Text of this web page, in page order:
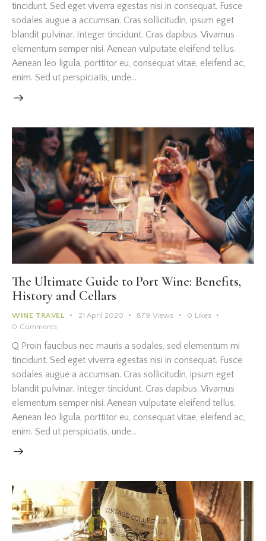
tincidunt. Sed eget viverra egestas nisi in consequat. Fusce
sodales augue a accumsan. Cras sollicitudin, ipsum eget
blandit pulvinar. Integer tincidunt. Cras dapibus. Vivamus
elementum semper nisi. Aenean vulputate eleifend tellus.
Aenean leo ligula, porttitor eu, consequat vitae, eleifend ac,
enim. Sed ut perspiciatis, unde…
The Ultimate Guide to Port Wine: Benefits,
History and Cellars
WINE TRAVEL 21 April 2020 879 Views 0 Likes
0 Comments
Q Proin faucibus nec mauris a sodales, sed elementum mi
tincidunt. Sed eget viverra egestas nisi in consequat. Fusce
sodales augue a accumsan. Cras sollicitudin, ipsum eget
blandit pulvinar. Integer tincidunt. Cras dapibus. Vivamus
elementum semper nisi. Aenean vulputate eleifend tellus.
Aenean leo ligula, porttitor eu, consequat vitae, eleifend ac,
enim. Sed ut perspiciatis, unde…